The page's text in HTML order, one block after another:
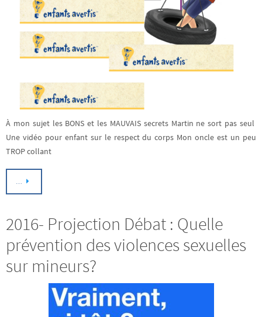
À mon sujet les BONS et les MAUVAIS secrets Martin ne sort pas seul
Une vidéo pour enfant sur le respect du corps Mon oncle est un peu
TROP collant
…
2016- Projection Débat : Quelle
prévention des violences sexuelles
sur mineurs?